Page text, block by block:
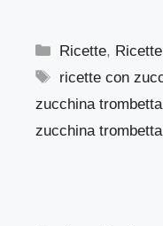
Categorie
Ricette,
Tag
ricette con
zucchina trombetta
zucchina trombetta